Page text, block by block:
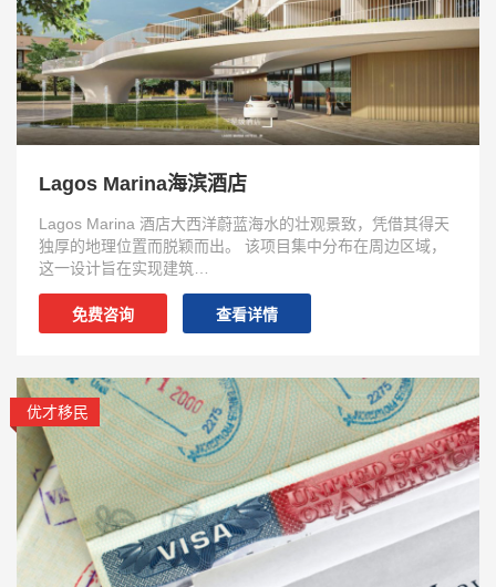
Lagos Marina海滨酒店
Lagos Marina 酒店大西洋蔚蓝海水的壮观景致，凭借其得天
独厚的地理位置而脱颖而出。 该项目集中分布在周边区域，
这一设计旨在实现建筑…
免费咨询 查看详情
优才移民